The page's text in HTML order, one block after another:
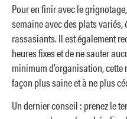
Pour en finir avec le
semaine avec des plats
rassasiants. Il est également
heures fixes et de ne sauter
minimum d’organisation,
façon plus saine et à ne plus
Un dernier conseil : prenez le